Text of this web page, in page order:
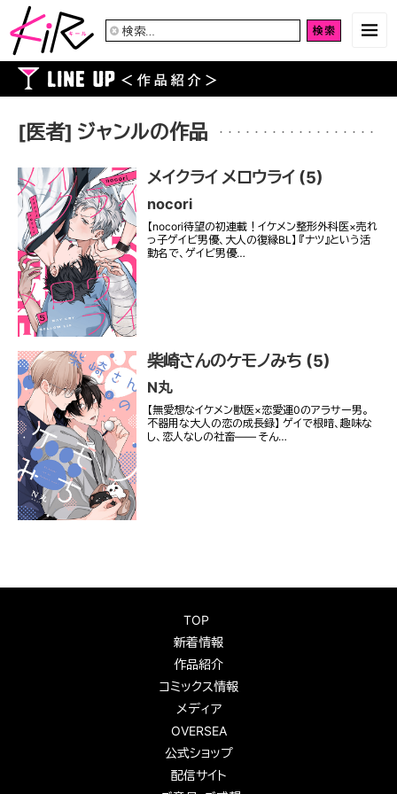
検
[医者] ジャンルの作品
メイクライ メロウライ (5)
nocori
【nocori待望の初連載！イケメン整形外科医×売れ
っ子ゲイビ男優、大人の復縁BL】 『ナツ』という活
動名で、ゲイビ男優…
柴崎さんのケモノみち (5)
N丸
【無愛想なイケメン獣医×恋愛運0のアラサー男。
不器用な大人の恋の成長録】 ゲイで根暗、趣味な
し、恋人なしの社畜―― そん…
TOP
新着情報
作品紹介
コミックス情報
メディア
OVERSEA
公式ショップ
配信サイト